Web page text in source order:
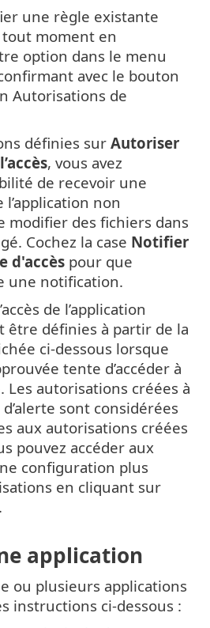
une règle existante
tout moment en
option dans le menu
avec le bouton
Autorisations de
définies sur Autoriser
, vous avez
de recevoir une
non
modifier des fichiers dans
Cochez la case Notifier
d'accès pour que
une notification.
de l’application
être définies à partir de la
ci-dessous lorsque
tente d’accéder à
Les autorisations créées à
sont considérées
aux autorisations créées
pouvez accéder aux
configuration plus
en cliquant sur
.
application
ou plusieurs applications
instructions ci-dessous :